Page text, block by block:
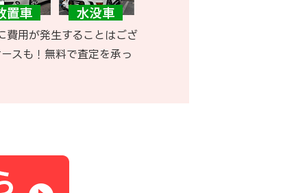
費用が発生することはござ
スも！無料で査定を承っ